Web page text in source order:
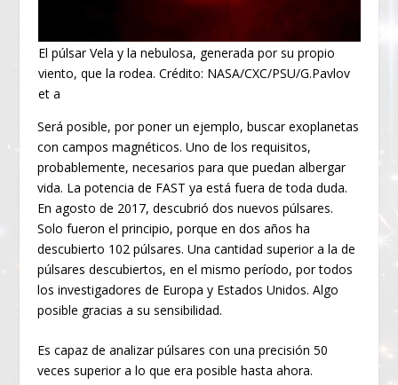
El púlsar Vela y la nebulosa, generada por su propio
viento, que la rodea. Crédito: NASA/CXC/PSU/G.Pavlov
et a
Será posible, por poner un ejemplo, buscar exoplanetas
con campos magnéticos. Uno de los requisitos,
probablemente, necesarios para que puedan albergar
vida. La potencia de FAST ya está fuera de toda duda.
En agosto de 2017, descubrió dos nuevos púlsares.
Solo fueron el principio, porque en dos años ha
descubierto 102 púlsares. Una cantidad superior a la de
púlsares descubiertos, en el mismo período, por todos
los investigadores de Europa y Estados Unidos. Algo
posible gracias a su sensibilidad.
Es capaz de analizar púlsares con una precisión 50
veces superior a lo que era posible hasta ahora.